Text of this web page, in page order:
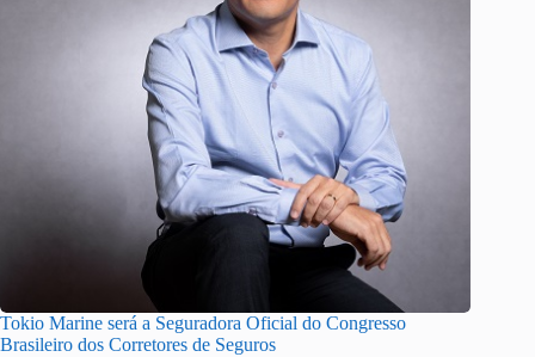
Tokio Marine será a Seguradora Oficial do Congresso
Brasileiro dos Corretores de Seguros